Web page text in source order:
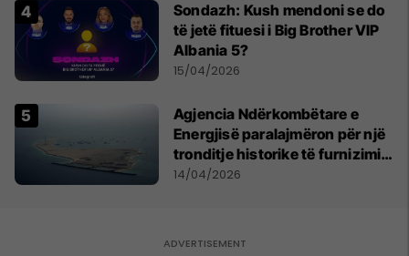
Sondazh: Kush mendoni se do
të jetë fituesi i Big Brother VIP
Albania 5?
15/04/2026
Agjencia Ndërkombëtare e
Energjisë paralajmëron për një
tronditje historike të furnizimit
me naftë, ndërsa lufta me
14/04/2026